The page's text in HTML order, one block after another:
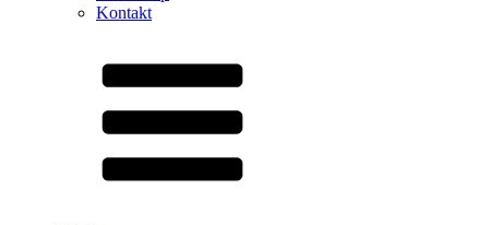
Kontakt